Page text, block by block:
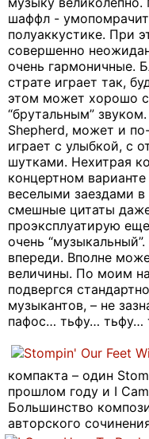
шаффл -
полуаккустике. При
совершенно
очень гармоничные.
страте играет так,
этом может хорошо
“брутальным”
Shepherd, может и
играет с улыбкой, с
шутками. Нехитрая
концертном
веселыми заездами
смешные цитаты
проэксплуатирую
очень
впереди. Вполне
величины. По моим
подвергся
музыкантов, – не
пафос… тьфу… тьфу…
компакта – один
прошлом году и I
Большинство
авторского